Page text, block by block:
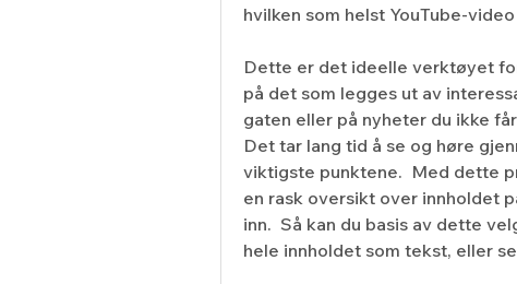
hvilken som helst YouTube-
Dette er det ideelle verktøyet
på det som legges ut av
gaten eller på nyheter du ikke
Det tar lang tid å se og høre
viktigste punktene.  Med dette
en rask oversikt over innholdet
inn.  Så kan du basis av dette
hele innholdet som tekst, eller